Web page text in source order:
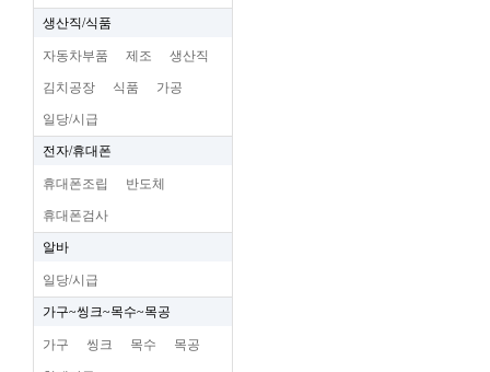
생산직/식품
자동차부품 제조 생산직
김치공장 식품 가공
일당/시급
전자/휴대폰
휴대폰조립 반도체
휴대폰검사
알바
일당/시급
가구~씽크~목수~목공
가구 씽크 목수 목공